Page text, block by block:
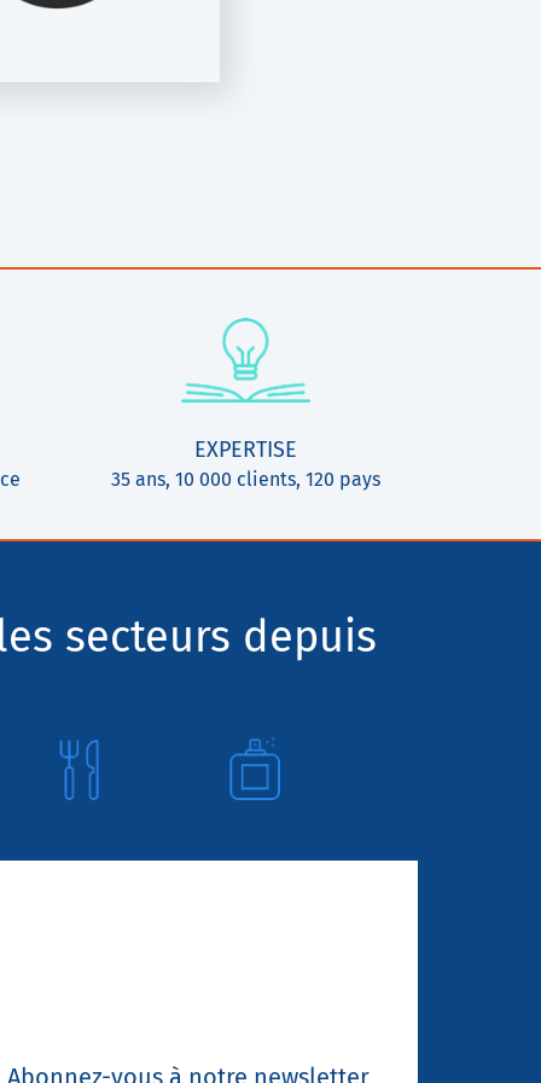
EXPERTISE
35 ans, 10 000 clients, 120 pays
secteurs depuis
Abonnez-vous à notre newsletter